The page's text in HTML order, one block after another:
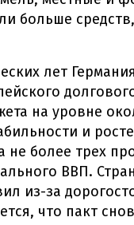
больше
лет
на уровне
и
не более трех
ВВП.
из-за
что пакт